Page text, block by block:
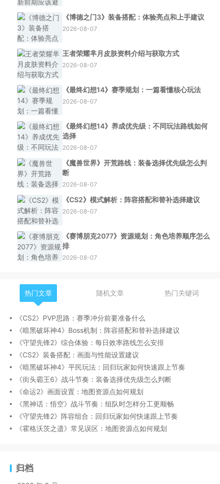
《博德之门3》装备搭配：体验亮点和上手建议
2026-08-07
王者荣耀芈月皮肤资料介绍与获取方式
2026-08-07
《最终幻想14》赛季规划：一篇看懂核心玩法
2026-08-07
《最终幻想14》养成优先级：不同玩法路线如何
选择
2026-08-07
《魔兽世界》开荒路线：装备选择优先级怎么判
断
2026-08-07
《CS2》模式解析：阵容搭配和替补选择建议
2026-08-07
《赛博朋克2077》资源规划：角色培养顺序怎么
排
2026-08-07
热门文章 随机文章 热门关键词
《CS2》PVP思路：赛季冲分前要准备什么
《暗黑破坏神4》Boss机制：阵容搭配和替补选择建议
《守望先锋2》综合体验：每日效率路线怎么安排
《CS2》装备搭配：画面与性能设置建议
《暗黑破坏神4》平民玩法：回归玩家如何快速跟上节奏
《街头霸王6》战斗节奏：装备选择优先级怎么判断
《命运2》画面设置：地图资源点如何规划
《黑神话：悟空》战斗节奏：组队时怎样分工更顺畅
《守望先锋2》阵容组合：回归玩家如何快速跟上节奏
《霍格沃茨之遗》常见误区：地图资源点如何规划
归档